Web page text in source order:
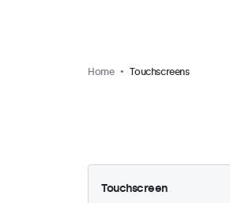
Home Touchscreens
Touchscreen